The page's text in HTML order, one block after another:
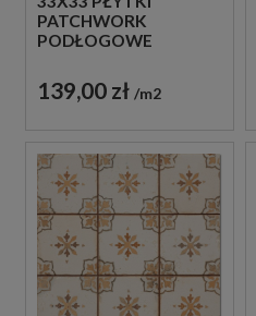
PATCHWORK
PODŁOGOWE
139,00 zł m2